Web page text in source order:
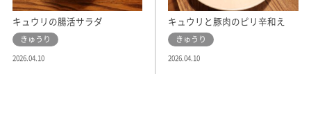
キュウリの腸活サラダ
きゅうり
2026.04.10
キュウリと豚肉のピリ辛和え
きゅうり
2026.04.10